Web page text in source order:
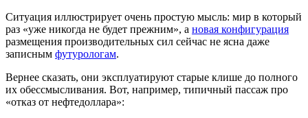
Ситуация иллюстрирует очень простую мысль: мир в который
раз «уже никогда не будет прежним», а новая конфигурация
размещения производительных сил сейчас не ясна даже
записным футурологам.
Вернее сказать, они эксплуатируют старые клише до полного
их обессмысливания. Вот, например, типичный пассаж про
«отказ от нефтедоллара»: